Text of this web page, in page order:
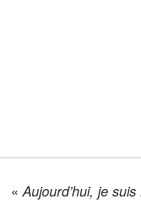
«Aujourd’hui, je